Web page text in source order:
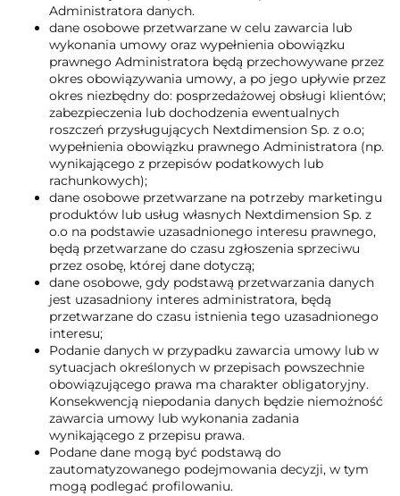
Administratora danych.
dane osobowe przetwarzane w celu zawarcia lub
wykonania umowy oraz wypełnienia obowiązku
prawnego Administratora będą przechowywane przez
okres obowiązywania umowy, a po jego upływie przez
okres niezbędny do: posprzedażowej obsługi klientów;
zabezpieczenia lub dochodzenia ewentualnych
roszczeń przysługujących Nextdimension Sp. z o.o;
wypełnienia obowiązku prawnego Administratora (np.
wynikającego z przepisów podatkowych lub
rachunkowych);
dane osobowe przetwarzane na potrzeby marketingu
produktów lub usług własnych Nextdimension Sp. z
o.o na podstawie uzasadnionego interesu prawnego,
będą przetwarzane do czasu zgłoszenia sprzeciwu
przez osobę, której dane dotyczą;
dane osobowe, gdy podstawą przetwarzania danych
jest uzasadniony interes administratora, będą
przetwarzane do czasu istnienia tego uzasadnionego
interesu;
Podanie danych w przypadku zawarcia umowy lub w
sytuacjach określonych w przepisach powszechnie
obowiązującego prawa ma charakter obligatoryjny.
Konsekwencją niepodania danych będzie niemożność
zawarcia umowy lub wykonania zadania
wynikającego z przepisu prawa.
Podane dane mogą być podstawą do
zautomatyzowanego podejmowania decyzji, w tym
mogą podlegać profilowaniu.